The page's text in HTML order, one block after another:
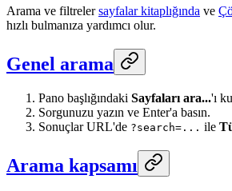
Arama ve filtrelersayfalar kitaplığında ve
hızlı bulmanıza yardımcı olur.
Genel arama
Pano başlığındaki Sayfaları ara...'ı
Sorgunuzu yazın ve Enter'a basın.
Sonuçlar URL'de ?search=... ile
Arama kapsamı